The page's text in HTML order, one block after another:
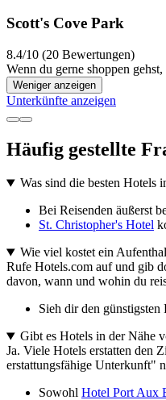
Scott's Cove Park
8.4/10 (20 Bewertungen)
Wenn du gerne shoppen
Weniger anzeigen
Unterkünfte anzeigen
Häufig gestellte
Was sind die besten
Bei Reisenden äußerst
St. Christopher's Hotel
Wie viel kostet ein
Rufe Hotels.com auf und gib
davon, wann und wohin du
Sieh dir den günstigsten
Gibt es Hotels in der Nähe
Ja. Viele Hotels erstatten den
erstattungsfähige Unterkunft"
Sowohl Hotel Port Aux